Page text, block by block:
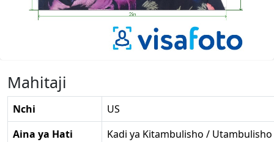
Mahitaji
Nchi
US
Aina ya Hati
Kadi ya Kitambulisho / Utambulisho